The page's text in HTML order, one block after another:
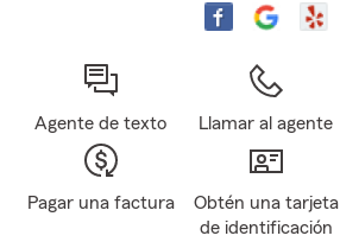
Agente de texto Llamar al agente
Pagar una factura
Obtén una tarjeta
de identificación